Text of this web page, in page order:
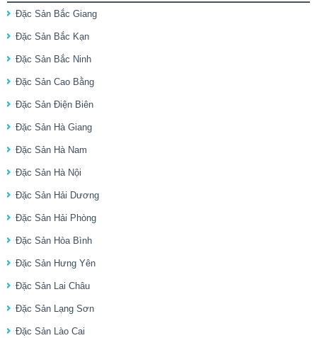
Đặc Sản Bắc Giang
Đặc Sản Bắc Kạn
Đặc Sản Bắc Ninh
Đặc Sản Cao Bằng
Đặc Sản Điện Biên
Đặc Sản Hà Giang
Đặc Sản Hà Nam
Đặc Sản Hà Nội
Đặc Sản Hải Dương
Đặc Sản Hải Phòng
Đặc Sản Hòa Bình
Đặc Sản Hưng Yên
Đặc Sản Lai Châu
Đặc Sản Lạng Sơn
Đặc Sản Lào Cai